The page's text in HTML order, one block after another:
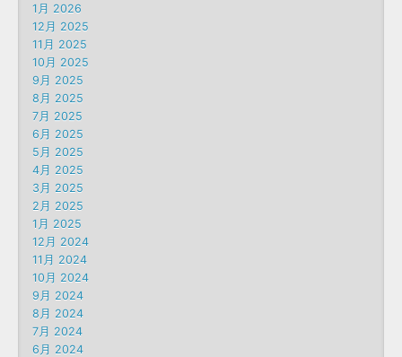
1月 2026
12月 2025
11月 2025
10月 2025
9月 2025
8月 2025
7月 2025
6月 2025
5月 2025
4月 2025
3月 2025
2月 2025
1月 2025
12月 2024
11月 2024
10月 2024
9月 2024
8月 2024
7月 2024
6月 2024